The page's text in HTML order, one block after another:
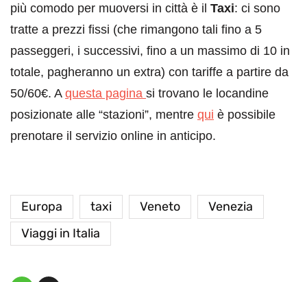
più comodo per muoversi in città è il Taxi: ci sono
tratte a prezzi fissi (che rimangono tali fino a 5
passeggeri, i successivi, fino a un massimo di 10 in
totale, pagheranno un extra) con tariffe a partire da
50/60€. A questa pagina si trovano le locandine
posizionate alle “stazioni”, mentre qui è possibile
prenotare il servizio online in anticipo.
Europa taxi Veneto
Venezia
Viaggi in Italia